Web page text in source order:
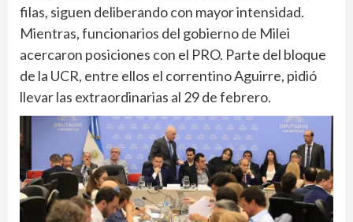
filas, siguen deliberando con mayor intensidad.
Mientras, funcionarios del gobierno de Milei
acercaron posiciones con el PRO. Parte del bloque
de la UCR, entre ellos el correntino Aguirre, pidió
llevar las extraordinarias al 29 de febrero.